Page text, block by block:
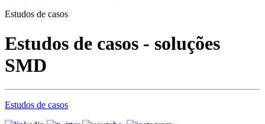
Estudos de casos
Estudos de casos - soluções
SMD
Estudos de casos